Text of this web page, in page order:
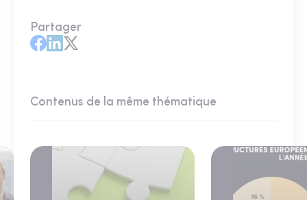
Partager
Contenus de la même thématique